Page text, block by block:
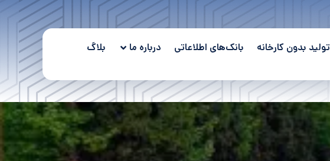
تولید بدون کارخانه بانک‌های اطلاعاتی درباره ما بلاگ